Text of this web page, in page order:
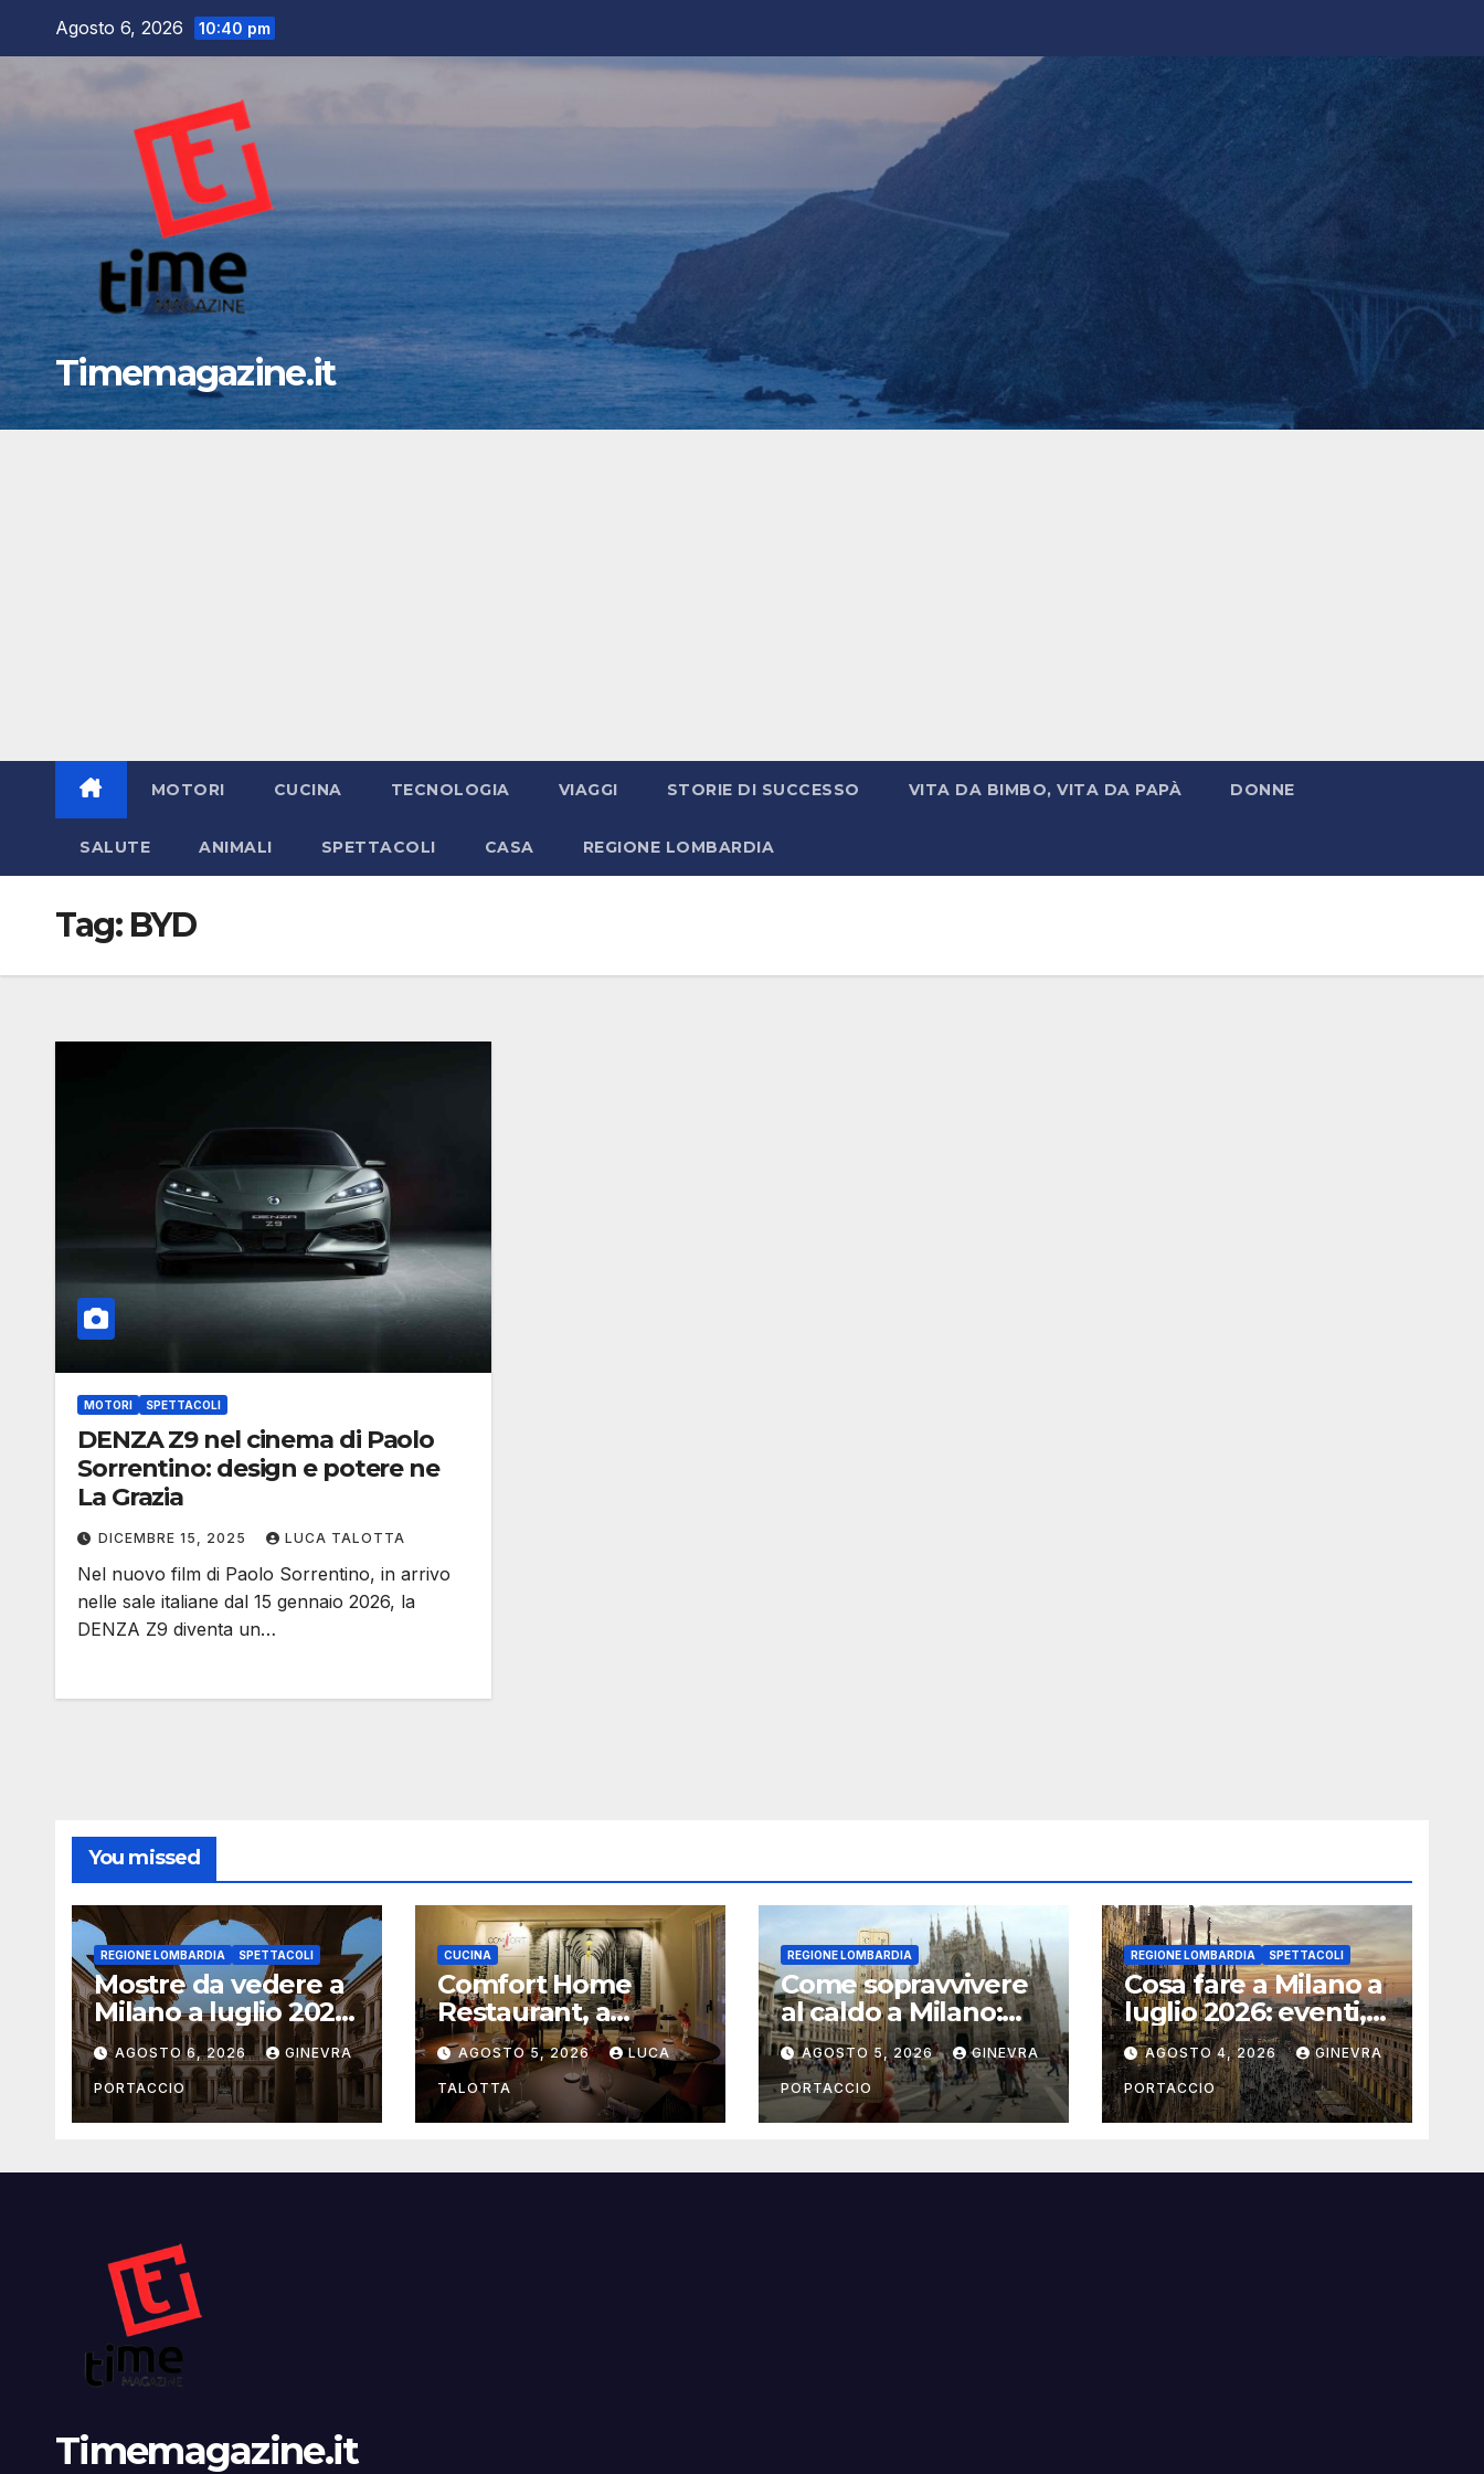
Agosto 6, 2026 10:40 pm
Timemagazine.it
MOTORI CUCINA TECNOLOGIA VIAGGI STORIE DI SUCCESSO VITA DA BIMBO, VITA DA PAPÀ DONNE
SALUTE ANIMALI SPETTACOLI CASA REGIONE LOMBARDIA
Tag: BYD
MOTORI SPETTACOLI
DENZA Z9 nel cinema di Paolo
Sorrentino: design e potere ne
La Grazia
DICEMBRE 15, 2025 LUCA TALOTTA
Nel nuovo film di Paolo Sorrentino, in arrivo
nelle sale italiane dal 15 gennaio 2026, la
DENZA Z9 diventa un…
You missed
REGIONE LOMBARDIA SPETTACOLI
Mostre da vedere a
Milano a luglio 2026:
la guida aggiornata
AGOSTO 6, 2026 GINEVRA
PORTACCIO
CUCINA
Comfort Home
Restaurant, a
Bologna il ristorante
che trasforma
l’ospitalità in
un’esperienza di
AGOSTO 5, 2026 LUCA
TALOTTA
REGIONE LOMBARDIA
Come sopravvivere
al caldo a Milano:
consigli pratici
AGOSTO 5, 2026 GINEVRA
PORTACCIO
REGIONE LOMBARDIA SPETTACOLI
Cosa fare a Milano a
luglio 2026: eventi,
concerti e mostre
AGOSTO 4, 2026 GINEVRA
PORTACCIO
Timemagazine.it